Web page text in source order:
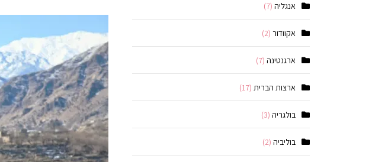
אנגליה (7)
אקוודור (2)
ארגנטינה (7)
ארצות הברית (17)
בולגריה (3)
בוליביה (2)